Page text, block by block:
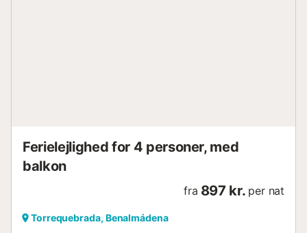
Ferielejlighed for 4 personer, med
balkon
fra 897 kr. per nat
Torrequebrada, Benalmádena